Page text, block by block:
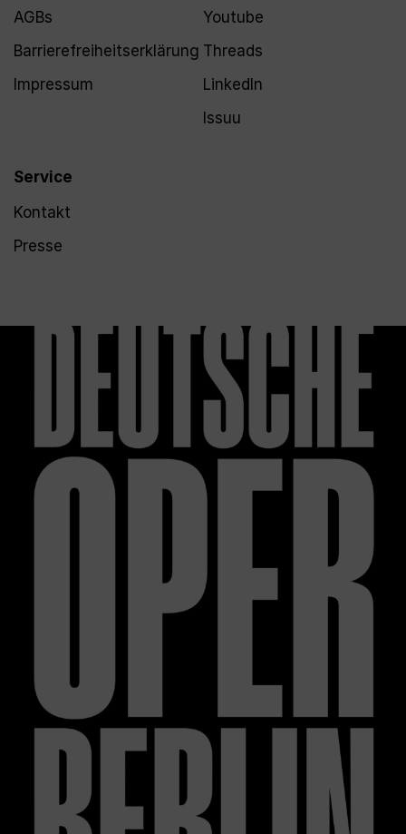
AGBs
Barrierefreiheitserklärung
Impressum
Service
Kontakt
Presse
Youtube
Threads
LinkedIn
Issuu